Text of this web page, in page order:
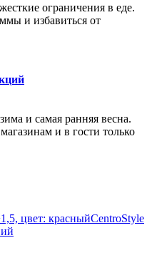
ограничения в еде.
и избавиться от
и самая ранняя весна.
и в гости только
цвет: красныйCentroStyle